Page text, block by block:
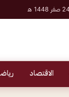
الاقتصاد